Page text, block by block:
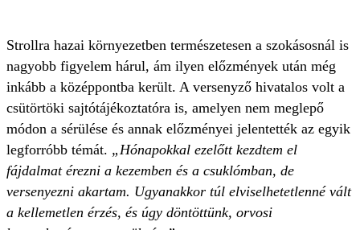
Strollra hazai környezetben természetesen a szokásosnál is
nagyobb figyelem hárul, ám ilyen előzmények után még
inkább a középpontba került. A versenyző hivatalos volt a
csütörtöki sajtótájékoztatóra is, amelyen nem meglepő
módon a sérülése és annak előzményei jelentették az egyik
legforróbb témát. „Hónapokkal ezelőtt kezdtem el
fájdalmat érezni a kezemben és a csuklómban, de
versenyezni akartam. Ugyanakkor túl elviselhetetlenné vált
a kellemetlen érzés, és úgy döntöttünk, orvosi